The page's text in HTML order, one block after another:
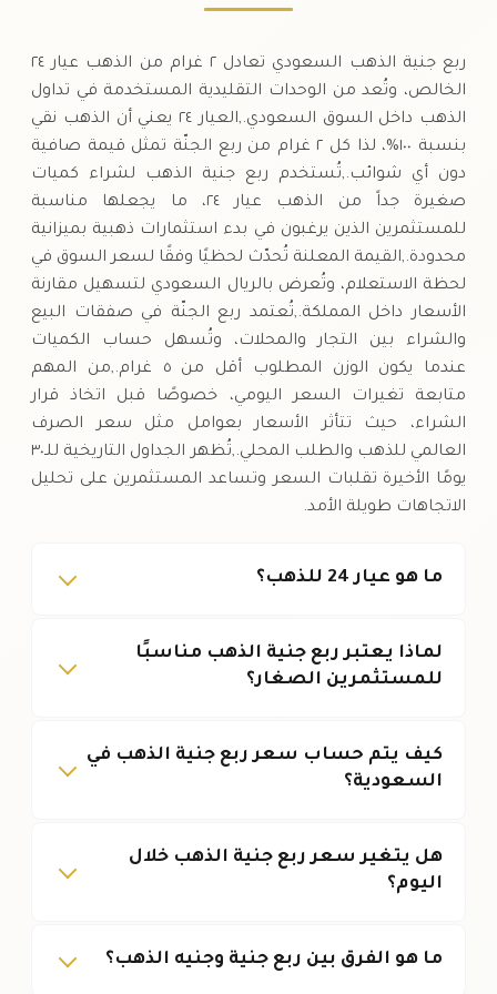
ربع جنية الذهب السعودي تعادل ٢ غرام من الذهب عيار ٢٤
الخالص، وتُعد من الوحدات التقليدية المستخدمة في تداول
الذهب داخل السوق السعودي.,العيار ٢٤ يعني أن الذهب نقي
بنسبة ١٠٠%، لذا كل ٢ غرام من ربع الجنّة تمثل قيمة صافية
دون أي شوائب.,تُستخدم ربع جنية الذهب لشراء كميات
صغيرة جداً من الذهب عيار ٢٤، ما يجعلها مناسبة
للمستثمرين الذين يرغبون في بدء استثمارات ذهبية بميزانية
محدودة.,القيمة المعلنة تُحدّث لحظيًا وفقًا لسعر السوق في
لحظة الاستعلام، وتُعرض بالريال السعودي لتسهيل مقارنة
الأسعار داخل المملكة.,تُعتمد ربع الجنّة في صفقات البيع
والشراء بين التجار والمحلات، وتُسهل حساب الكميات
عندما يكون الوزن المطلوب أقل من ٥ غرام.,من المهم
متابعة تغيرات السعر اليومي، خصوصًا قبل اتخاذ قرار
الشراء، حيث تتأثر الأسعار بعوامل مثل سعر الصرف
العالمي للذهب والطلب المحلي.,تُظهر الجداول التاريخية للـ٣٠
يومًا الأخيرة تقلبات السعر وتساعد المستثمرين على تحليل
الاتجاهات طويلة الأمد.
ما هو عيار 24 للذهب؟
لماذا يعتبر ربع جنية الذهب مناسبًا
للمستثمرين الصغار؟
كيف يتم حساب سعر ربع جنية الذهب في
السعودية؟
هل يتغير سعر ربع جنية الذهب خلال
اليوم؟
ما هو الفرق بين ربع جنية وجنيه الذهب؟